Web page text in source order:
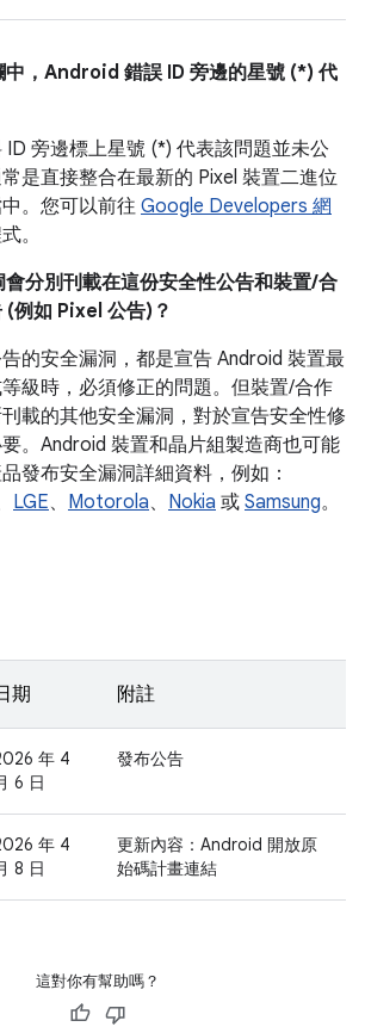
中，Android 錯誤 ID 旁邊的星號 (*) 代
旁邊標上星號 (*) 代表該問題並未公
是直接整合在最新的 Pixel 裝置二進位
。您可以前往 Google Developers 網
。
分別刊載在這份安全性公告和裝置/合
(例如 Pixel 公告)？
的安全漏洞，都是宣告 Android 裝置最
級時，必須修正的問題。但裝置/合作
載的其他安全漏洞，對於宣告安全性修
。Android 裝置和晶片組製造商也可能
發布安全漏洞詳細資料，例如：
LGE、 Motorola、 Nokia 或 Samsung。
期 附註
年 4
6 日
發布公告
年 4
8 日
更新內容：Android 開放原
始碼計畫連結
這對你有幫助嗎？